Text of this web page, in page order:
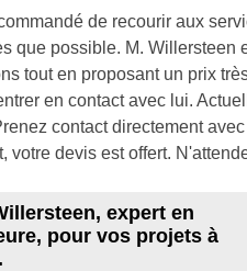
de recourir aux
que possible. M.
tout en proposant un prix
en contact avec lui.
contact directement
votre devis est offert.
expert en
pour vos projets à